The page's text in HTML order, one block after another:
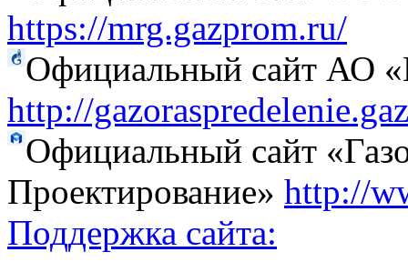
https://mrg.gazprom.ru/
Официальный сайт АО
http://
Официальный сайт
Проектирование» http://
Поддержка сайта: